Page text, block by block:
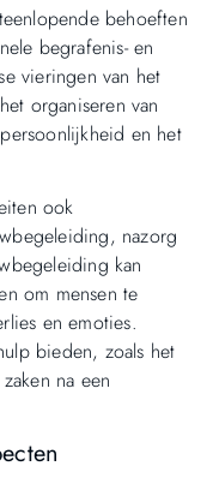
behoeften
begrafenis- en
vieringen van het
organiseren van
en het
ook
nazorg
kan
om mensen te
en emoties.
bieden, zoals het
na een